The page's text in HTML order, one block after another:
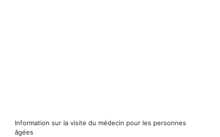
Information sur la visite du médecin pour les personnes
âgées